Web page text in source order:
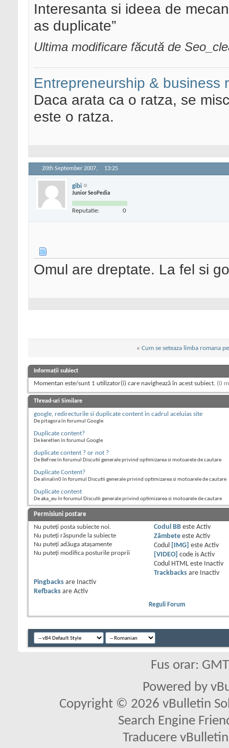
Interesanta si ideea de
as duplicate”
Ultima modificare făcută de
Entrepreneurship & business
Daca arata ca o ratza, se
este o ratza.
20th September 2007, 13:25
gibi
Junior SeoPedia
Reputatie: 0
Omul are dreptate. La fel si
« Cum se seteaza limba romana
Informații subiect
Momentan este/sunt 1 utilizator(i) care navighează în acest subiect. (0
Thread-uri Similare
google, redirecturile si duplicate content in cadrul aceluias site
De pitagora în forumul Google
Duplicate content?
De keretlen în forumul Google
duplicate content ? or not ?
De BeFree în forumul Discutii generale privind optimizarea si motoarele de cautare
Duplicate Content?
De alinalin0 în forumul Discutii generale privind optimizarea si motoarele de cautare
Duplicate content
De aka_eu în forumul Discutii generale privind optimizarea si motoarele de cautare
Permisiuni postare
Nu puteţi posta subiecte noi.
Nu puteţi răspunde la subiecte
Nu puteţi adăuga ataşamente
Nu puteţi modifica posturile proprii
Codul BBeste Activ
Zâmbeteeste Activ
Codul
[IMG] este Activ
[VIDEO]
code is Activ
Codul HTML este
Inactiv
Trackbacksare
Inactiv
Pingbacks are
Inactiv
Refbacks are Activ
Reguli Forum
Fus orar:
Powered by
Copyright © 2026 vBulletin
Search Engine
Traducere